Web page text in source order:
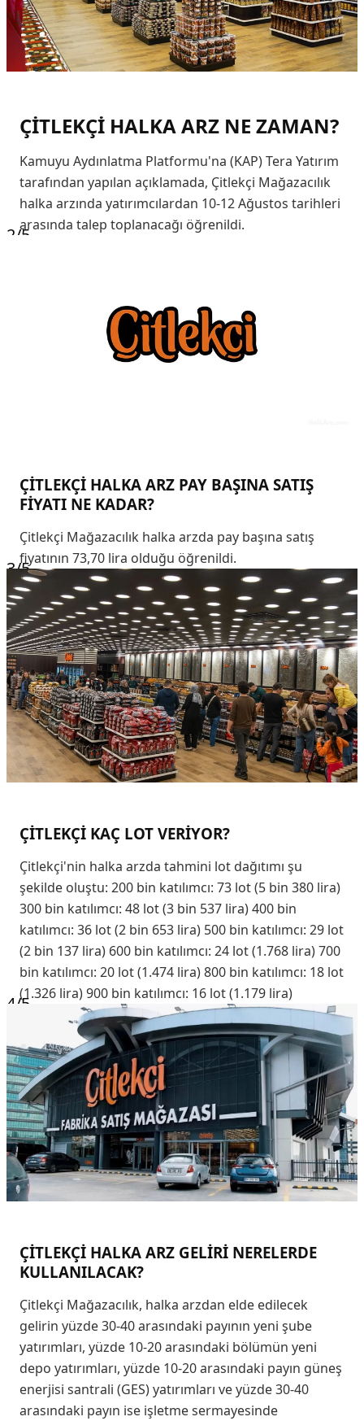
ÇİTLEKÇİ HALKA ARZ NE ZAMAN?
Kamuyu Aydınlatma Platformu'na (KAP) Tera Yatırım
tarafından yapılan açıklamada, Çitlekçi Mağazacılık
halka arzında yatırımcılardan 10-12 Ağustos tarihleri
arasında talep toplanacağı öğrenildi.
2/5
ÇİTLEKÇİ HALKA ARZ PAY BAŞINA SATIŞ
FİYATI NE KADAR?
Çitlekçi Mağazacılık halka arzda pay başına satış
fiyatının 73,70 lira olduğu öğrenildi.
3/5
ÇİTLEKÇİ KAÇ LOT VERİYOR?
Çitlekçi'nin halka arzda tahmini lot dağıtımı şu
şekilde oluştu: 200 bin katılımcı: 73 lot (5 bin 380 lira)
300 bin katılımcı: 48 lot (3 bin 537 lira) 400 bin
katılımcı: 36 lot (2 bin 653 lira) 500 bin katılımcı: 29 lot
(2 bin 137 lira) 600 bin katılımcı: 24 lot (1.768 lira) 700
bin katılımcı: 20 lot (1.474 lira) 800 bin katılımcı: 18 lot
(1.326 lira) 900 bin katılımcı: 16 lot (1.179 lira)
4/5
ÇİTLEKÇİ HALKA ARZ GELİRİ NERELERDE
KULLANILACAK?
Çitlekçi Mağazacılık, halka arzdan elde edilecek
gelirin yüzde 30-40 arasındaki payının yeni şube
yatırımları, yüzde 10-20 arasındaki bölümün yeni
depo yatırımları, yüzde 10-20 arasındaki payın güneş
enerjisi santrali (GES) yatırımları ve yüzde 30-40
arasındaki payın ise işletme sermayesinde